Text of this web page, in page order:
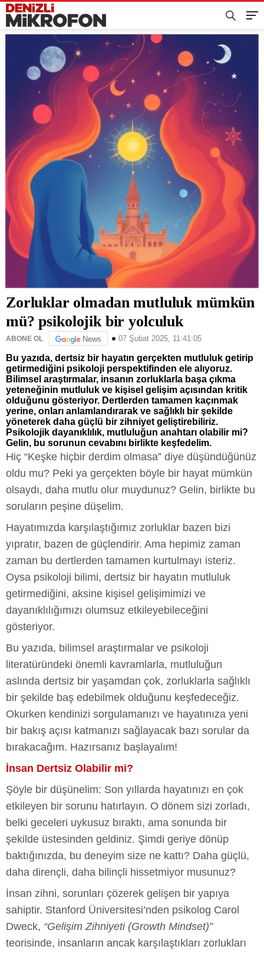
Zorluklar olmadan mutluluk mümkün
mü? psikolojik bir yolculuk
ABONE OL News 07 Şubat 2025, 11:41:05
Bu yazıda, dertsiz bir hayatın gerçekten mutluluk getirip
getirmediğini psikoloji perspektifinden ele alıyoruz.
Bilimsel araştırmalar, insanın zorluklarla başa çıkma
yeteneğinin mutluluk ve kişisel gelişim açısından kritik
olduğunu gösteriyor. Dertlerden tamamen kaçınmak
yerine, onları anlamlandırarak ve sağlıklı bir şekilde
yöneterek daha güçlü bir zihniyet geliştirebiliriz.
Psikolojik dayanıklılık, mutluluğun anahtarı olabilir mi?
Gelin, bu sorunun cevabını birlikte keşfedelim.
Hiç “Keşke hiçbir derdim olmasa” diye düşündüğünüz
oldu mu? Peki ya gerçekten böyle bir hayat mümkün
olsaydı, daha mutlu olur muydunuz? Gelin, birlikte bu
soruların peşine düşelim.
Hayatımızda karşılaştığımız zorluklar bazen bizi
yıpratır, bazen de güçlendirir. Ama hepimiz zaman
zaman bu dertlerden tamamen kurtulmayı isteriz.
Oysa psikoloji bilimi, dertsiz bir hayatın mutluluk
getirmediğini, aksine kişisel gelişimimizi ve
dayanıklılığımızı olumsuz etkileyebileceğini
gösteriyor.
Bu yazıda, bilimsel araştırmalar ve psikoloji
literatüründeki önemli kavramlarla, mutluluğun
aslında dertsiz bir yaşamdan çok, zorluklarla sağlıklı
bir şekilde baş edebilmek olduğunu keşfedeceğiz.
Okurken kendinizi sorgulamanızı ve hayatınıza yeni
bir bakış açısı katmanızı sağlayacak bazı sorular da
bırakacağım. Hazırsanız başlayalım!
İnsan Dertsiz Olabilir mi?
Şöyle bir düşünelim: Son yıllarda hayatınızı en çok
etkileyen bir sorunu hatırlayın. O dönem sizi zorladı,
belki geceleri uykusuz bıraktı, ama sonunda bir
şekilde üstesinden geldiniz. Şimdi geriye dönüp
baktığınızda, bu deneyim size ne kattı? Daha güçlü,
daha dirençli, daha bilinçli hissetmiyor musunuz?
İnsan zihni, sorunları çözerek gelişen bir yapıya
sahiptir. Stanford Üniversitesi’nden psikolog Carol
Dweck, “Gelişim Zihniyeti (Growth Mindset)”
teorisinde, insanların ancak karşılaştıkları zorlukları